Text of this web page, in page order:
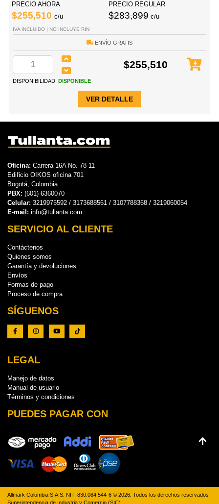
PRECIO AHORA
$255,510 c/u
PRECIO REGULAR
$283,899 c/u
IVA INCLUIDO | NO INCLUYE RIN
ENVÍO GRATIS
$255,510
DISPONIBILIDAD: DISPONIBLE
VER DETALLE
Oficina: Carrera 16A No. 78-11
Edificio OIKOS oficina 701
Bogotá, Colombia.
PBX: (601) 6360070
Celular: 3219975592 / 3173688561 / 3107788368 / 3219060054
E-mail: info@tullanta.com
SERVICIO AL CLIENTE
Contáctenos
Quienes somos
Garantía y devoluciones
Envíos
Formas de pago
Proceso de compra
SÍGUENOS
LEGAL
Manejo de datos
Manual de usuario
Términos y condiciones
PUEDES PAGAR CON
Allmark Colombia S.A.S. NIT: 830.084.544-6 © 2026. Todos los derechos reservados
Superintendencia de Industria y Comercio (SIC)